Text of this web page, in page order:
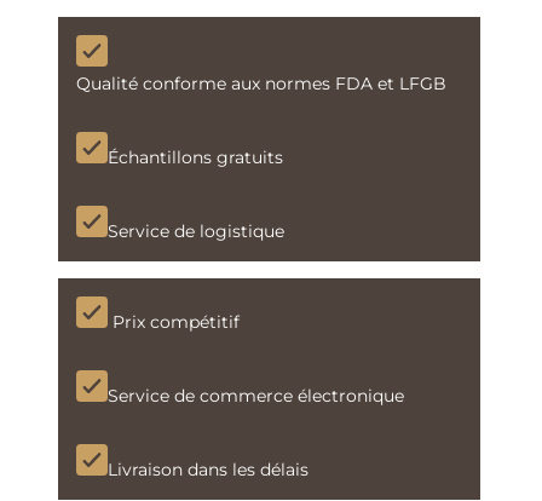
Qualité conforme aux normes FDA et LFGB
Échantillons gratuits
Service de logistique
Prix compétitif
Service de commerce électronique
Livraison dans les délais